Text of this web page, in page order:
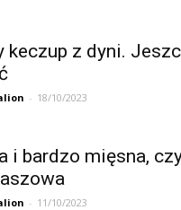
keczup z dyni.
- 18/10/2023
i bardzo mięsna,
- 11/10/2023